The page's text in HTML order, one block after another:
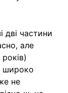
дві частини
але
широко
не